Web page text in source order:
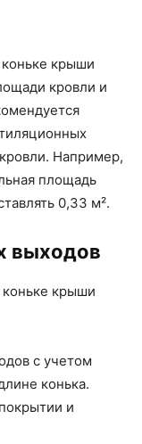
крыши
кровли и
Например,
площадь
0,33 м².
выходов
крыши
с учетом
конька.
и